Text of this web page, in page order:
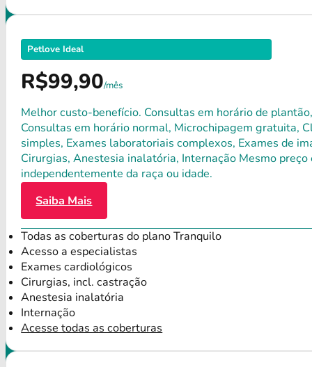
Petlove Ideal
R$99,90/mês
Melhor custo-benefício. Consultas em horário de
Consultas em horário normal, Microchipagem gratuita,
simples, Exames laboratoriais complexos, Exames de
Cirurgias, Anestesia inalatória, Internação Mesmo
independentemente da raça ou idade.
Saiba Mais
Todas as coberturas do plano Tranquilo
Acesso a especialistas
Exames cardiológicos
Cirurgias, incl. castração
Anestesia inalatória
Internação
Acesse todas as coberturas